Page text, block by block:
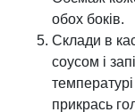
обох боків.
Склади в
соусом і
прикрась